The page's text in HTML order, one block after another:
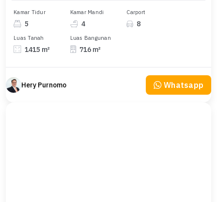
Kamar Tidur
5
Kamar Mandi
4
Carport
8
Luas Tanah
1415 m²
Luas Bangunan
716 m²
Hery Purnomo Whatsapp